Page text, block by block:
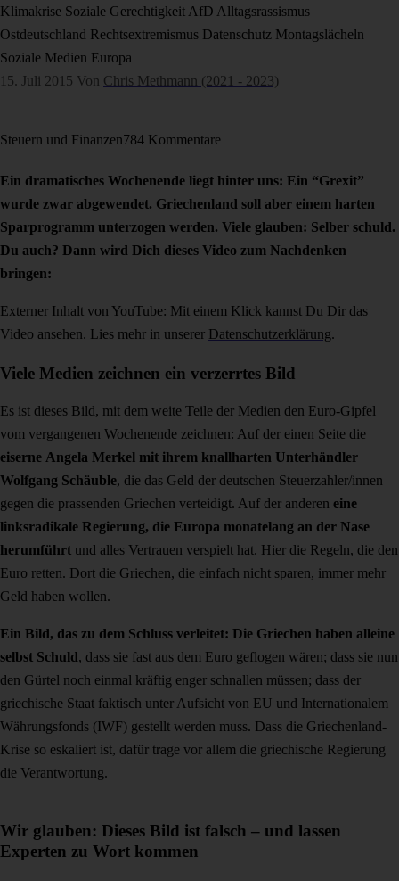
Klimakrise Soziale Gerechtigkeit AfD Alltagsrassismus
Ostdeutschland Rechtsextremismus Datenschutz Montagslächeln
Soziale Medien Europa
15. Juli 2015 Von Chris Methmann (2021 - 2023)
Steuern und Finanzen784 Kommentare
Ein dramatisches Wochenende liegt hinter uns: Ein “Grexit”
wurde zwar abgewendet. Griechenland soll aber einem harten
Sparprogramm unterzogen werden. Viele glauben: Selber schuld.
Du auch? Dann wird Dich dieses Video zum Nachdenken
bringen:
Externer Inhalt von YouTube: Mit einem Klick kannst Du Dir das
Video ansehen. Lies mehr in unserer Datenschutzerklärung.
Viele Medien zeichnen ein verzerrtes Bild
Es ist dieses Bild, mit dem weite Teile der Medien den Euro-Gipfel
vom vergangenen Wochenende zeichnen: Auf der einen Seite die
eiserne Angela Merkel mit ihrem knallharten Unterhändler
Wolfgang Schäuble, die das Geld der deutschen Steuerzahler/innen
gegen die prassenden Griechen verteidigt. Auf der anderen eine
linksradikale Regierung, die Europa monatelang an der Nase
herumführt und alles Vertrauen verspielt hat. Hier die Regeln, die den
Euro retten. Dort die Griechen, die einfach nicht sparen, immer mehr
Geld haben wollen.
Ein Bild, das zu dem Schluss verleitet: Die Griechen haben alleine
selbst Schuld, dass sie fast aus dem Euro geflogen wären; dass sie nun
den Gürtel noch einmal kräftig enger schnallen müssen; dass der
griechische Staat faktisch unter Aufsicht von EU und Internationalem
Währungsfonds (IWF) gestellt werden muss. Dass die Griechenland-
Krise so eskaliert ist, dafür trage vor allem die griechische Regierung
die Verantwortung.
Wir glauben: Dieses Bild ist falsch – und lassen
Experten zu Wort kommen